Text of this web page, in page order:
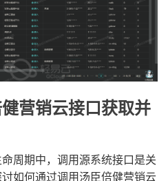
营销云接口获取并
周期中，调用源系统接口是关
如何通过调用汤臣倍健营销云